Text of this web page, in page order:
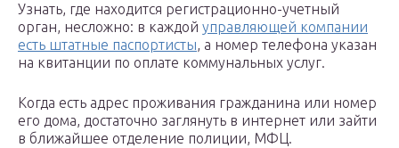
Узнать, где находится регистрационно-учетный
орган, несложно: в каждой управляющей компании
есть штатные паспортисты, а номер телефона указан
на квитанции по оплате коммунальных услуг.
Когда есть адрес проживания гражданина или номер
его дома, достаточно заглянуть в интернет или зайти
в ближайшее отделение полиции, МФЦ.